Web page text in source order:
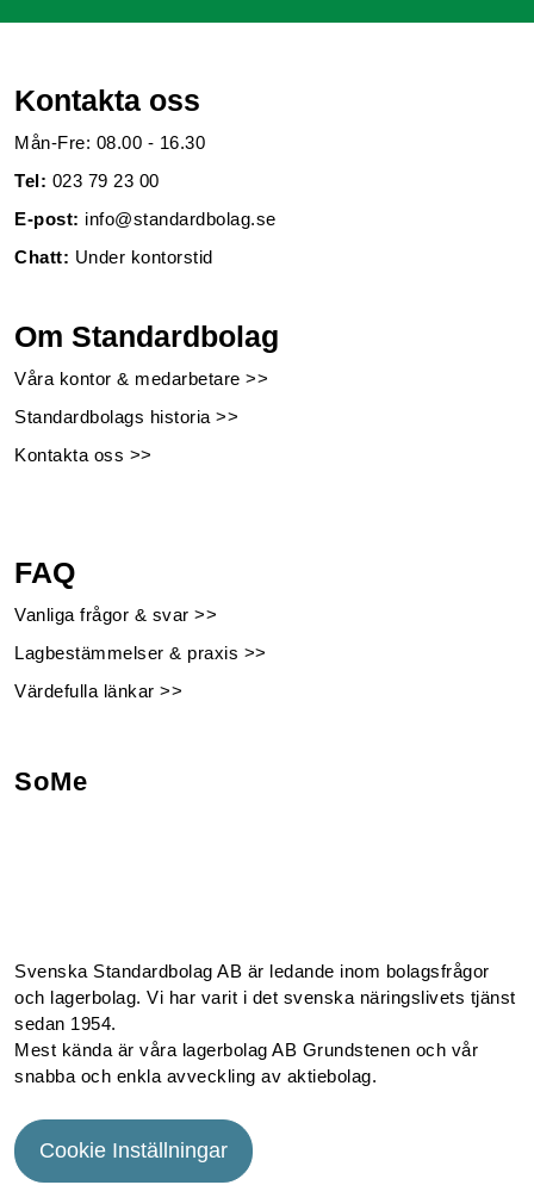
Kontakta oss
Mån-Fre: 08.00 - 16.30
Tel: 023 79 23 00
E-post: info@standardbolag.se
Chatt: Under kontorstid
Om Standardbolag
Våra kontor & medarbetare >>
Standardbolags historia >>
Kontakta oss >>
FAQ
Vanliga frågor & svar >>
Lagbestämmelser & praxis >>
Värdefulla länkar >>
SoMe
Svenska Standardbolag AB är ledande inom bolagsfrågor
och lagerbolag. Vi har varit i det svenska näringslivets tjänst
sedan 1954.
Mest kända är våra lagerbolag AB Grundstenen och vår
snabba och enkla avveckling av aktiebolag.
Cookie Inställningar